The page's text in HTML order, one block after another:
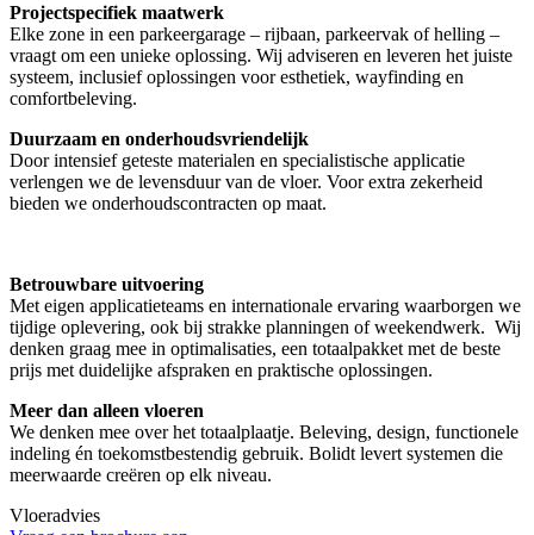
Projectspecifiek maatwerk
Elke zone in een parkeergarage – rijbaan, parkeervak of helling –
vraagt om een unieke oplossing. Wij adviseren en leveren het juiste
systeem, inclusief oplossingen voor esthetiek, wayfinding en
comfortbeleving.
Duurzaam en onderhoudsvriendelijk
Door intensief geteste materialen en specialistische applicatie
verlengen we de levensduur van de vloer. Voor extra zekerheid
bieden we onderhoudscontracten op maat.
Betrouwbare uitvoering
Met eigen applicatieteams en internationale ervaring waarborgen we
tijdige oplevering, ook bij strakke planningen of weekendwerk. Wij
denken graag mee in optimalisaties, een totaalpakket met de beste
prijs met duidelijke afspraken en praktische oplossingen.
Meer dan alleen vloeren
We denken mee over het totaalplaatje. Beleving, design, functionele
indeling én toekomstbestendig gebruik. Bolidt levert systemen die
meerwaarde creëren op elk niveau.
Vloeradvies